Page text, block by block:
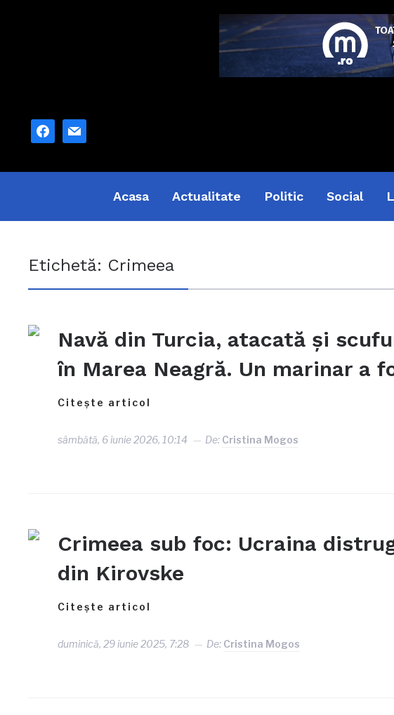
facebook
mail
Acasa Actualitate Politic Social
Etichetă: Crimeea
Navă din Turcia, atacată și
în Marea Neagră. Un marinar a
Citește articol
sâmbătă, 6 iunie 2026, 10:14 De: Cristina Mogos
Crimeea sub foc: Ucraina
din Kirovske
Citește articol
duminică, 29 iunie 2025, 7:28 De: Cristina Mogos